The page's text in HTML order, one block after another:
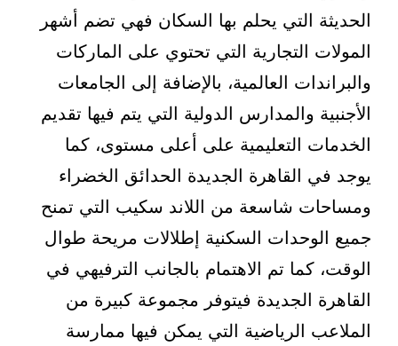
الحديثة التي يحلم بها السكان فهي تضم أشهر
المولات التجارية التي تحتوي على الماركات
والبراندات العالمية، بالإضافة إلى الجامعات
الأجنبية والمدارس الدولية التي يتم فيها تقديم
الخدمات التعليمية على أعلى مستوى، كما
يوجد في القاهرة الجديدة الحدائق الخضراء
ومساحات شاسعة من اللاند سكيب التي تمنح
جميع الوحدات السكنية إطلالات مريحة طوال
الوقت، كما تم الاهتمام بالجانب الترفيهي في
القاهرة الجديدة فيتوفر مجموعة كبيرة من
الملاعب الرياضية التي يمكن فيها ممارسة